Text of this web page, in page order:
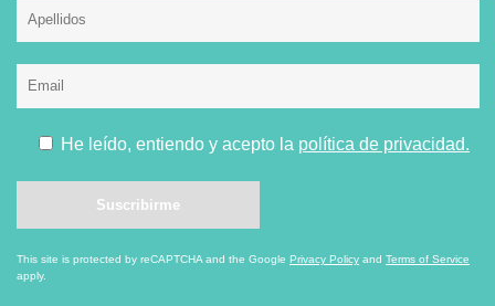
He leído, entiendo y acepto la política de privacidad.
This site is protected by reCAPTCHA and the Google Privacy Policy and Terms of Service
apply.